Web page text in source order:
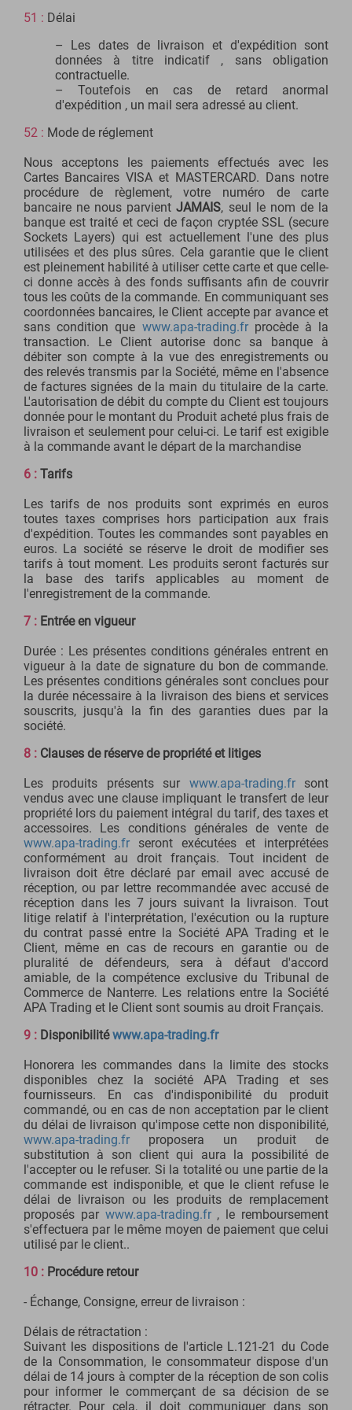
51 : Délai
– Les dates de livraison et d'expédition sont
données à titre indicatif , sans obligation
contractuelle.
– Toutefois en cas de retard anormal
d'expédition , un mail sera adressé au client.
52 : Mode de réglement
Nous acceptons les paiements effectués avec les
Cartes Bancaires VISA et MASTERCARD. Dans notre
procédure de règlement, votre numéro de carte
bancaire ne nous parvientJAMAIS, seul le nom de la
banque est traité et ceci de façon cryptée SSL (secure
Sockets Layers) qui est actuellement l'une des plus
utilisées et des plus sûres. Cela garantie que le client
est pleinement habilité à utiliser cette carte et que celle-
ci donne accès à des fonds suffisants afin de couvrir
tous les coûts de la commande. En communiquant ses
coordonnées bancaires, le Client accepte par avance et
sans condition que www.apa-trading.fr procède à la
transaction. Le Client autorise donc sa banque à
débiter son compte à la vue des enregistrements ou
des relevés transmis par la Société, même en l'absence
de factures signées de la main du titulaire de la carte.
L'autorisation de débit du compte du Client est toujours
donnée pour le montant du Produit acheté plus frais de
livraison et seulement pour celui-ci. Le tarif est exigible
à la commande avant le départ de la marchandise
6 : Tarifs
Les tarifs de nos produits sont exprimés en euros
toutes taxes comprises hors participation aux frais
d'expédition. Toutes les commandes sont payables en
euros. La société se réserve le droit de modifier ses
tarifs à tout moment. Les produits seront facturés sur
la base des tarifs applicables au moment de
l'enregistrement de la commande.
7 : Entrée en vigueur
Durée : Les présentes conditions générales entrent en
vigueur à la date de signature du bon de commande.
Les présentes conditions générales sont conclues pour
la durée nécessaire à la livraison des biens et services
souscrits, jusqu'à la fin des garanties dues par la
société.
8 : Clauses de réserve de propriété et litiges
Les produits présents sur www.apa-trading.fr sont
vendus avec une clause impliquant le transfert de leur
propriété lors du paiement intégral du tarif, des taxes et
accessoires. Les conditions générales de vente de
www.apa-trading.fr seront exécutées et interprétées
conformément au droit français. Tout incident de
livraison doit être déclaré par email avec accusé de
réception, ou par lettre recommandée avec accusé de
réception dans les 7 jours suivant la livraison. Tout
litige relatif à l'interprétation, l'exécution ou la rupture
du contrat passé entre la Société APA Trading et le
Client, même en cas de recours en garantie ou de
pluralité de défendeurs, sera à défaut d'accord
amiable, de la compétence exclusive du Tribunal de
Commerce de Nanterre. Les relations entre la Société
APA Trading et le Client sont soumis au droit Français.
9 : Disponibilitéwww.apa-trading.fr
Honorera les commandes dans la limite des stocks
disponibles chez la société APA Trading et ses
fournisseurs. En cas d'indisponibilité du produit
commandé, ou en cas de non acceptation par le client
du délai de livraison qu'impose cette non disponibilité,
www.apa-trading.fr proposera un produit de
substitution à son client qui aura la possibilité de
l'accepter ou le refuser. Si la totalité ou une partie de la
commande est indisponible, et que le client refuse le
délai de livraison ou les produits de remplacement
proposés par www.apa-trading.fr , le remboursement
s'effectuera par le même moyen de paiement que celui
utilisé par le client..
10 : Procédure retour
- Échange, Consigne, erreur de livraison :
Délais de rétractation :
Suivant les dispositions de l'article L.121-21 du Code
de la Consommation, le consommateur dispose d'un
délai de 14 jours à compter de la réception de son colis
pour informer le commerçant de sa décision de se
rétracter. Pour cela, il doit communiquer dans son